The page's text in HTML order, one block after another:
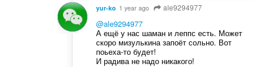
yur-ko 1 year ago ale9294977
@ale9294977
А ещё у нас шаман и леппс есть. Может
скоро мизулькина запоёт сольно. Вот
поьеха-то будет!
И радива не надо никакого!